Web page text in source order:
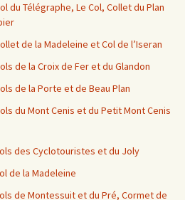
du Télégraphe, Le Col, Collet du Plan
de la Madeleine et Col de l’Iseran
de la Croix de Fer et du Glandon
de la Porte et de Beau Plan
du Mont Cenis et du Petit Mont Cenis
des Cyclotouristes et du Joly
de la Madeleine
de Montessuit et du Pré, Cormet de